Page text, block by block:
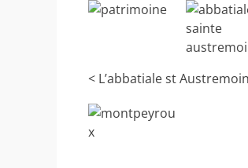
< L’abbatiale st